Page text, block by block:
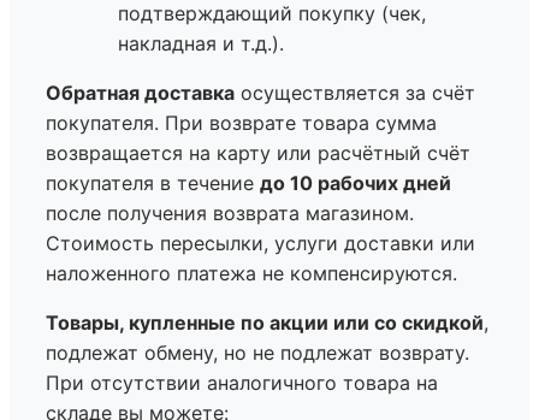
подтверждающий покупку (чек,
накладная и т.д.).
Обратная доставка осуществляется за счёт
покупателя. При возврате товара сумма
возвращается на карту или расчётный счёт
покупателя в течение до 10 рабочих дней
после получения возврата магазином.
Стоимость пересылки, услуги доставки или
наложенного платежа не компенсируются.
Товары, купленные по акции или со скидкой,
подлежат обмену, но не подлежат возврату.
При отсутствии аналогичного товара на
складе вы можете: